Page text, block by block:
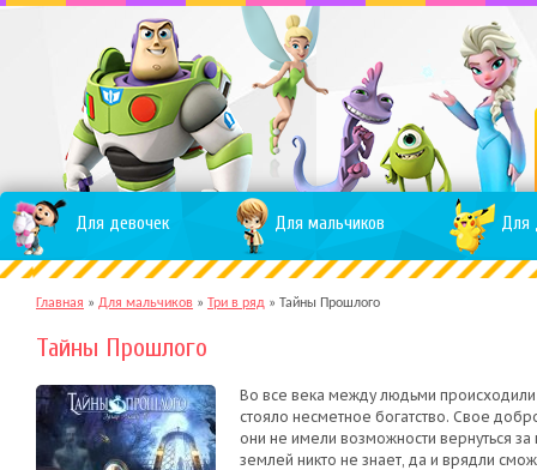
Для девочек Для мальчиков Для
Главная » Для мальчиков » Три в ряд » Тайны Прошлого
Тайны Прошлого
Во все века между людьми
стояло несметное богатство. Свое
они не имели возможности вернуться
землей никто не знает, да и врядли